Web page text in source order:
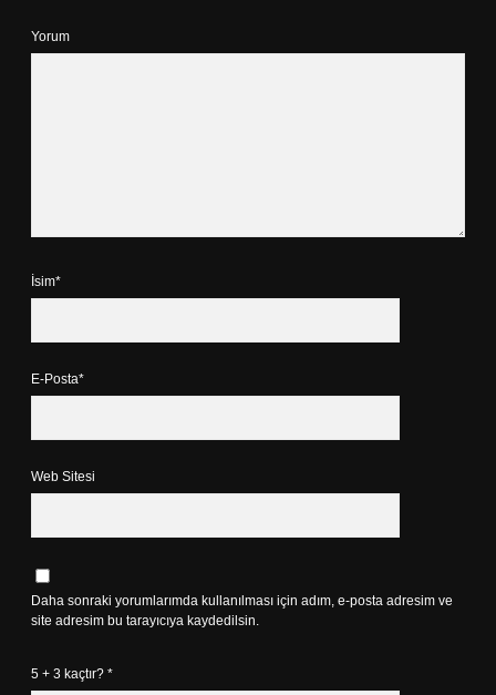
Yorum
İsim*
E-Posta*
Web Sitesi
Daha sonraki yorumlarımda kullanılması için adım, e-posta adresim ve
site adresim bu tarayıcıya kaydedilsin.
5 + 3 kaçtır? *